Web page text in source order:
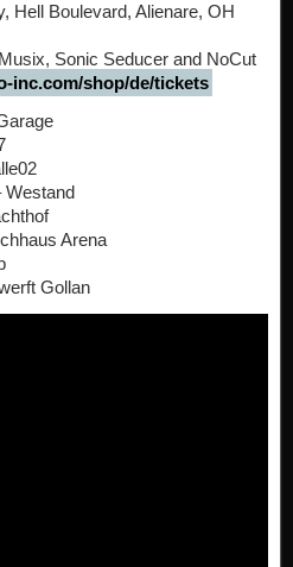
Hell Boulevard, Alienare, OH
Sonic Seducer and NoCut
inc.com/shop/de/tickets
Westand
Arena
Gollan